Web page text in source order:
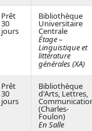
Prêt
30
jours
Bibliothèque
Universitaire
Centrale
Étage –
Linguistique et
littérature
générales (XA)
Prêt
30
jours
Bibliothèque
d'Arts, Lettres,
(Charles-
Foulon)
En Salle